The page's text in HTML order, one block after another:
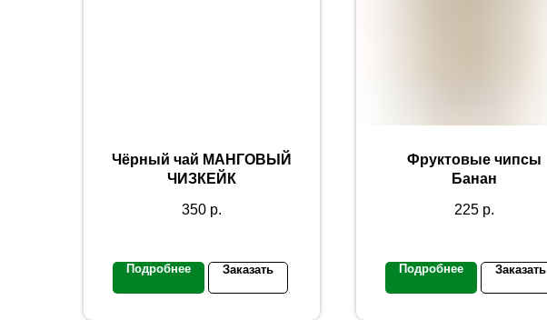
Чёрный чай МАНГОВЫЙ
ЧИЗКЕЙК
350 р.
Подробнее Заказать
Фруктовые чипсы
Банан
225 р.
Подробнее Заказать